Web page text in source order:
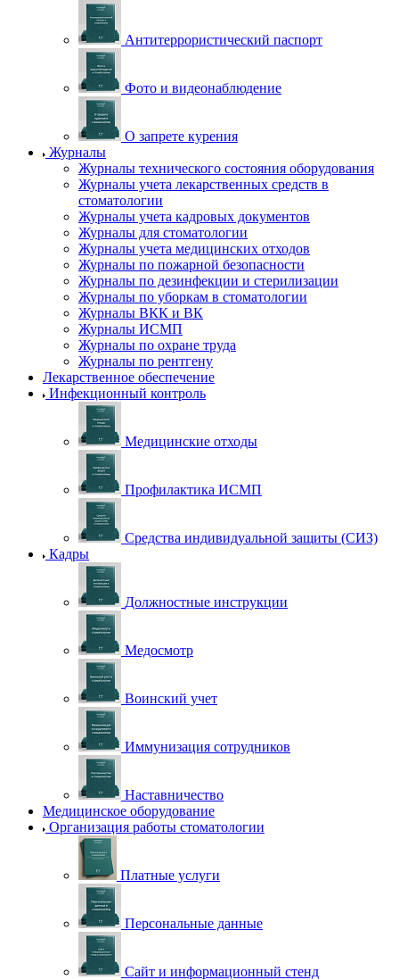
Антитеррористический паспорт
Фото и видеонаблюдение
О запрете курения
Журналы
Журналы технического состояния оборудования
Журналы учета лекарственных средств в
стоматологии
Журналы учета кадровых документов
Журналы для стоматологии
Журналы учета медицинских отходов
Журналы по пожарной безопасности
Журналы по дезинфекции и стерилизации
Журналы по уборкам в стоматологии
Журналы ВКК и ВК
Журналы ИСМП
Журналы по охране труда
Журналы по рентгену
Лекарственное обеспечение
Инфекционный контроль
Медицинские отходы
Профилактика ИСМП
Средства индивидуальной защиты (СИЗ)
Кадры
Должностные инструкции
Медосмотр
Воинский учет
Иммунизация сотрудников
Наставничество
Медицинское оборудование
Организация работы стоматологии
Платные услуги
Персональные данные
Сайт и информационный стенд